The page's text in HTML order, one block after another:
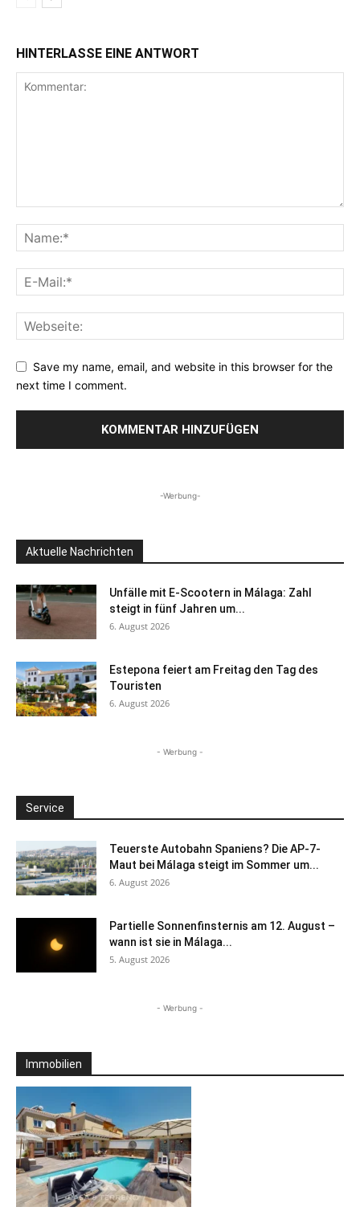
HINTERLASSE EINE ANTWORT
Save my name, email, and website in this browser for the
next time I comment.
-Werbung-
Aktuelle Nachrichten
Unfälle mit E-Scootern in Málaga: Zahl
steigt in fünf Jahren um...
6. August 2026
Estepona feiert am Freitag den Tag des
Touristen
6. August 2026
- Werbung -
Service
Teuerste Autobahn Spaniens? Die AP-7-
Maut bei Málaga steigt im Sommer um...
6. August 2026
Partielle Sonnenfinsternis am 12. August –
wann ist sie in Málaga...
5. August 2026
- Werbung -
Immobilien